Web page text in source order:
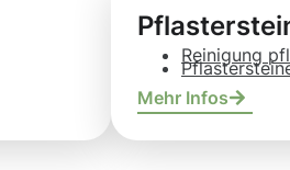
Reinigung
Mehr Infos